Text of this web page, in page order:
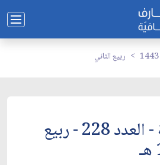
ربيع الثاني
صدى الولاية - العدد 228 - ربيع